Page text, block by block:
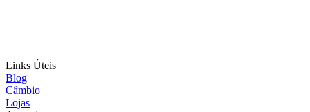
Links Úteis
Blog
Câmbio
Lojas